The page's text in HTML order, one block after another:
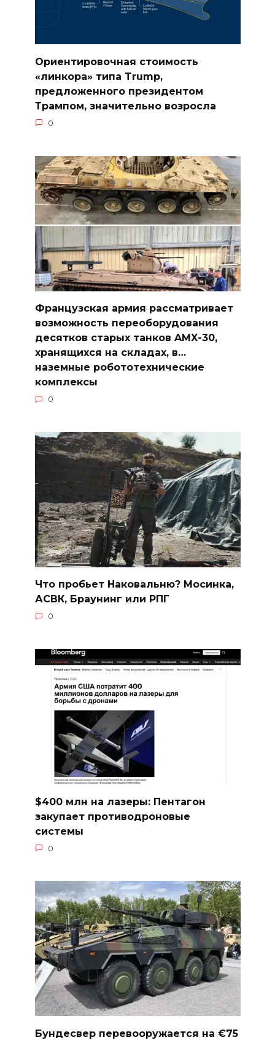
Ориентировочная стоимость
«линкора» типа Trump,
предложенного президентом
Трампом, значительно возросла
0
Французская армия рассматривает
возможность переоборудования
десятков старых танков AMX-30,
хранящихся на складах, в…
наземные робототехнические
комплексы
0
Что пробьет Наковальню? Мосинка,
АСВК, Браунинг или РПГ
0
$400 млн на лазеры: Пентагон
закупает противодроновые
системы
0
Бундесвер перевооружается на €75